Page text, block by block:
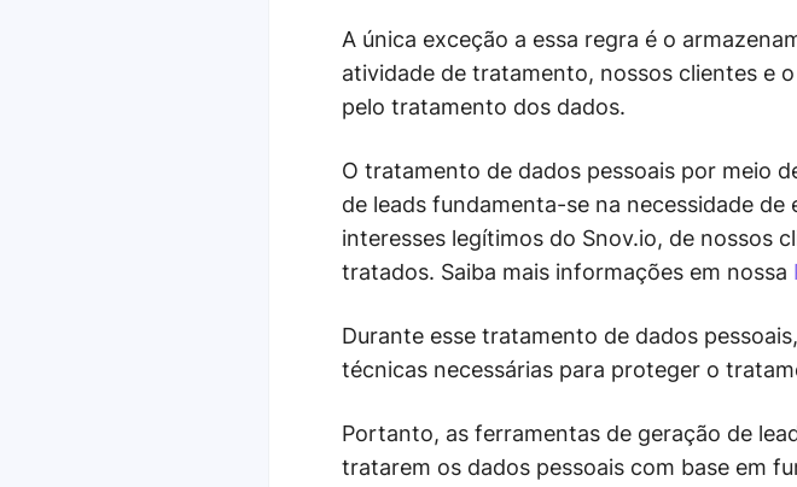
A única exceção a essa regra é o
atividade de tratamento, nossos clientes e
pelo tratamento dos dados.
O tratamento de dados pessoais por meio
de leads fundamenta-se na necessidade
interesses legítimos do Snov.io, de nossos
tratados. Saiba mais informações em nossa
Durante esse tratamento de dados
técnicas necessárias para proteger o
Portanto, as ferramentas de geração de
tratarem os dados pessoais com base em